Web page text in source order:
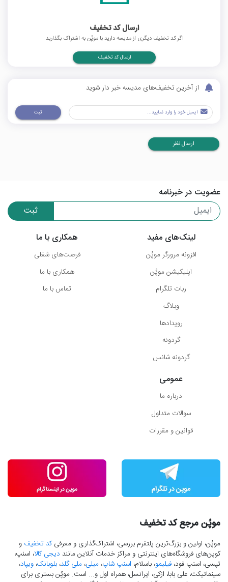
ارسال کد تخفیف
اگر کد تخفیف دیگری از مدیسه دارید با موپُن به اشتراک بگذارید.
ارسال کد تخفیف
از آخرین تخفیف‌های مدیسه خبر دار شوید
ثبت
ارسال نظر
عضویت در خبرنامه
ثبت
لینک‌های مفید
افزونه مرورگر موپُن
اپلیکیشن موپُن
ربات تلگرام
وبلاگ
رویدادها
گردونه
گردونه شانس
همکاری با ما
فرصت‌های شغلی
همکاری با ما
تماس با ما
عمومی
درباره ما
سوالات متداول
قوانین و مقررات
موپُن مرجع کد تخفیف
موپُن، اولین و بزرگ‌ترین پلتفرم بررسی، اشتراک‌گذاری و معرفیکد تخفیف و
کوپن‌های فروشگاه‌های اینترنتی و مراکز خدمات آنلاین مانند دیجی کالا، اسنپ،
تپسی، اسنپ فود، فیلیمو، باسلام، اسنپ شاپ، میلی، ملی گلد، بلوبانک، ویپاد،
سینماتیکت، علی بابا، ازکی، ایرانسل، همراه اول و... است. موپُن بستری برای